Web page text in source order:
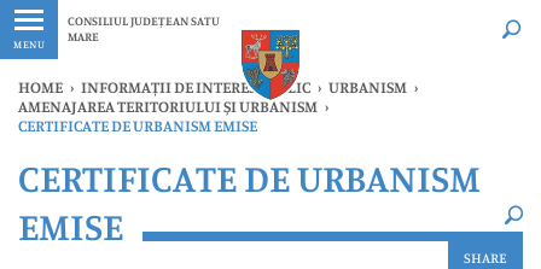
MENU
CONSILIUL JUDEȚEAN SATU
MARE
Ultimele
HOME › INFORMAȚII DE INTERES PUBLIC › URBANISM ›
AMENAJAREA TERITORIULUI ȘI URBANISM ›
CERTIFICATE DE URBANISM EMISE
Ultimele Oricând
CERTIFICATE DE URBANISM
EMISE
SHARE